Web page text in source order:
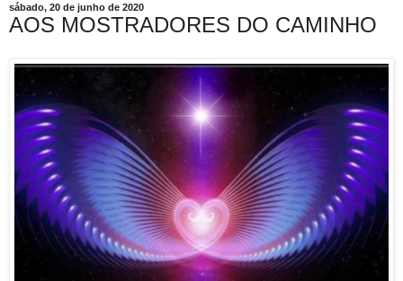
sábado, 20 de junho de 2020
AOS MOSTRADORES DO CAMINHO